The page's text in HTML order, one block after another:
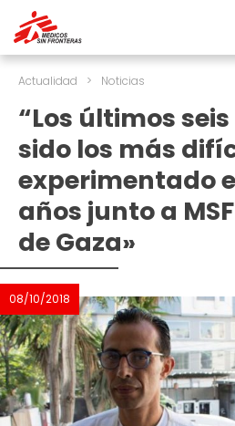
Actualidad > Noticias
“Los últimos
sido los más
experimentado
años junto a
de Gaza»
08/10/2018